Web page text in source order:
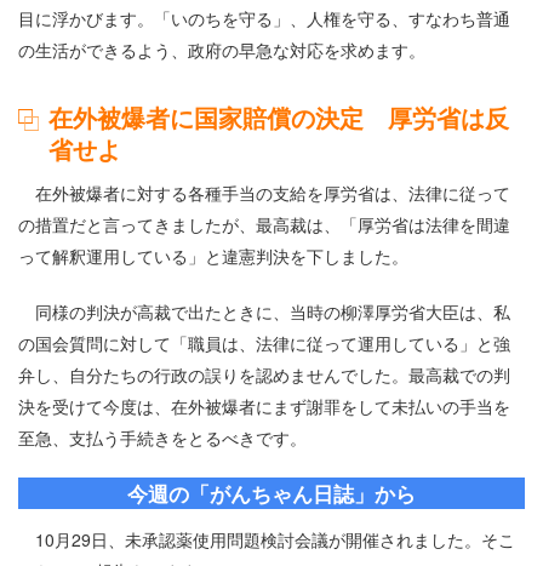
目に浮かびます。「いのちを守る」、人権を守る、すなわち普通
の生活ができるよう、政府の早急な対応を求めます。
在外被爆者に国家賠償の決定 厚労省は反
省せよ
在外被爆者に対する各種手当の支給を厚労省は、法律に従って
の措置だと言ってきましたが、最高裁は、「厚労省は法律を間違
って解釈運用している」と違憲判決を下しました。
同様の判決が高裁で出たときに、当時の柳澤厚労省大臣は、私
の国会質問に対して「職員は、法律に従って運用している」と強
弁し、自分たちの行政の誤りを認めませんでした。最高裁での判
決を受けて今度は、在外被爆者にまず謝罪をして未払いの手当を
至急、支払う手続きをとるべきです。
今週の「がんちゃん日誌」から
10月29日、未承認薬使用問題検討会議が開催されました。そこ